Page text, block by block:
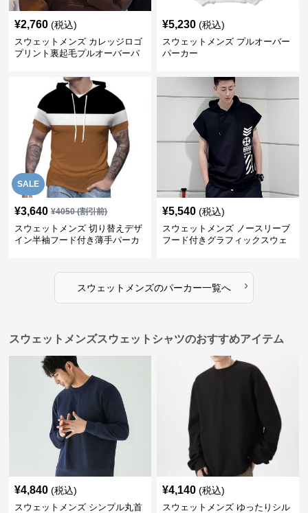
¥2,760 (税込)
スウェットメンズ カレッジロゴ
プリント裏起毛プルオーバーパ
¥5,230 (税込)
スウェットメンズ プルオーバー
パーカー
SALE
¥3,640 ¥4050(割引前)
スウェットメンズ 切り替えデザ
イン半袖フード付き薄手パーカ
¥5,540 (税込)
スウェットメンズ ノースリーブ
フード付きグラフィックスウェ
スウェットメンズのパーカー一覧へ ›
スウェットメンズスウェットシャツのおすすめアイテム
¥4,840 (税込)
スウェットメンズ シンプル丸首
¥4,140 (税込)
スウェットメンズ ゆったりシル